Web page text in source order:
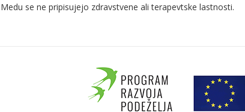
Medu se ne pripisujejo zdravstvene ali terapevtske lastnosti.